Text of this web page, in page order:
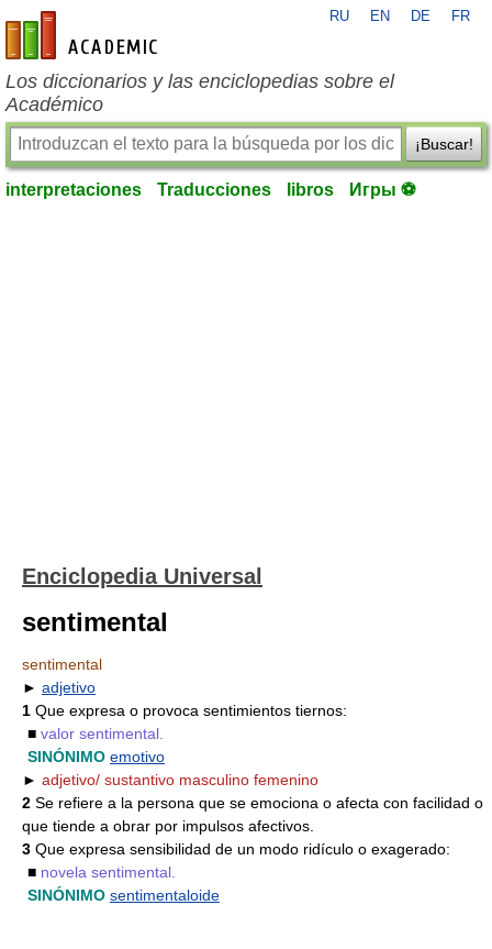
es-academic.com
RU EN DE FR
Los diccionarios y las enciclopedias sobre el
Académico
¡Buscar!
interpretaciones Traducciones libros Игры ⚽
Enciclopedia Universal
sentimental
sentimental
► adjetivo
1 Que expresa o provoca sentimientos tiernos:
■ valor sentimental.
SINÓNIMO emotivo
► adjetivo/ sustantivo masculino femenino
2 Se refiere a la persona que se emociona o afecta con facilidad o
que tiende a obrar por impulsos afectivos.
3 Que expresa sensibilidad de un modo ridículo o exagerado:
■ novela sentimental.
SINÓNIMO sentimentaloide